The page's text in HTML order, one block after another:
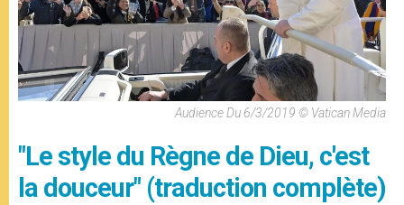
Audience Du 6/3/2019 © Vatican Media
"Le style du Règne de Dieu, c'est
la douceur" (traduction complète)